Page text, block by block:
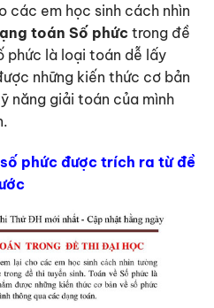
các em học sinh cách nhìn
toán Số phức trong đề
phức là loại toán dễ lấy
những kiến thức cơ bản
năng giải toán của mình
phức được trích ra từ đề